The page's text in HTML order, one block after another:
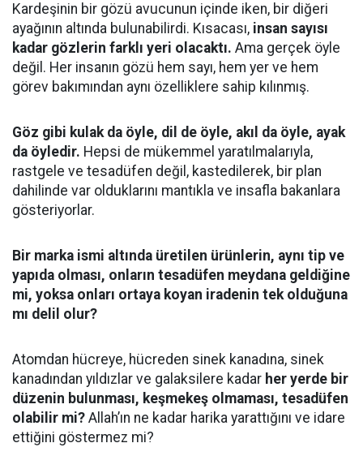
Kardeşinin bir gözü avucunun içinde iken, bir diğeri
ayağının altında bulunabilirdi. Kısacası, insan sayısı
kadar gözlerin farklı yeri olacaktı. Ama gerçek öyle
değil. Her insanın gözü hem sayı, hem yer ve hem
görev bakımından aynı özelliklere sahip kılınmış.
Göz gibi kulak da öyle, dil de öyle, akıl da öyle, ayak
da öyledir. Hepsi de mükemmel yaratılmalarıyla,
rastgele ve tesadüfen değil, kastedilerek, bir plan
dahilinde var olduklarını mantıkla ve insafla bakanlara
gösteriyorlar.
Bir marka ismi altında üretilen ürünlerin, aynı tip ve
yapıda olması, onların tesadüfen meydana geldiğine
mi, yoksa onları ortaya koyan iradenin tek olduğuna
mı delil olur?
Atomdan hücreye, hücreden sinek kanadına, sinek
kanadından yıldızlar ve galaksilere kadar her yerde bir
düzenin bulunması, keşmekeş olmaması, tesadüfen
olabilir mi? Allah’ın ne kadar harika yarattığını ve idare
ettiğini göstermez mi?